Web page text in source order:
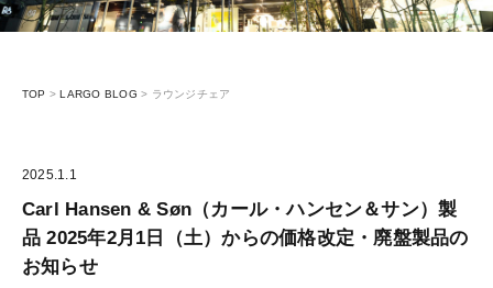
TOP > LARGO BLOG > ラウンジチェア
2025.1.1
Carl Hansen & Søn（カール・ハンセン＆サン）製
品 2025年2月1日（土）からの価格改定・廃盤製品の
お知らせ